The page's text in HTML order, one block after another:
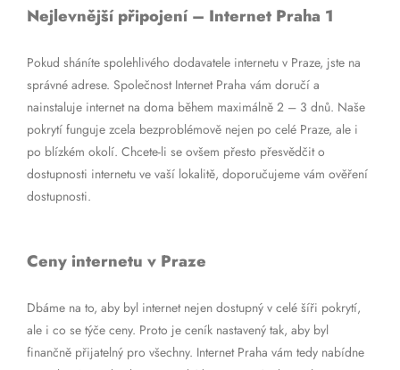
Nejlevnější připojení – Internet Praha 1
Pokud sháníte spolehlivého dodavatele internetu v Praze, jste na
správné adrese. Společnost Internet Praha vám doručí a
nainstaluje internet na doma během maximálně 2 – 3 dnů. Naše
pokrytí funguje zcela bezproblémově nejen po celé Praze, ale i
po blízkém okolí. Chcete-li se ovšem přesto přesvědčit o
dostupnosti internetu ve vaší lokalitě, doporučujeme vám ověření
dostupnosti.
Ceny internetu v Praze
Dbáme na to, aby byl internet nejen dostupný v celé šíři pokrytí,
ale i co se týče ceny. Proto je ceník nastavený tak, aby byl
finančně přijatelný pro všechny. Internet Praha vám tedy nabídne